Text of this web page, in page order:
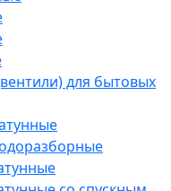
для бытовых